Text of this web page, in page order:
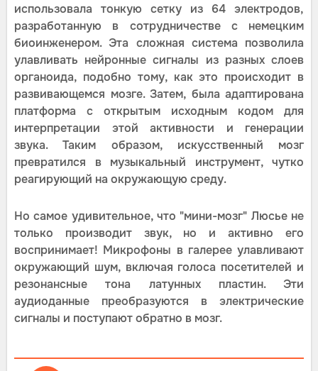
использовала тонкую сетку из 64 электродов,
разработанную в сотрудничестве с немецким
биоинженером. Эта сложная система позволила
улавливать нейронные сигналы из разных слоев
органоида, подобно тому, как это происходит в
развивающемся мозге. Затем, была адаптирована
платформа с открытым исходным кодом для
интерпретации этой активности и генерации
звука. Таким образом, искусственный мозг
превратился в музыкальный инструмент, чутко
реагирующий на окружающую среду.
Но самое удивительное, что "мини-мозг" Люсье не
только производит звук, но и активно его
воспринимает! Микрофоны в галерее улавливают
окружающий шум, включая голоса посетителей и
резонансные тона латунных пластин. Эти
аудиоданные преобразуются в электрические
сигналы и поступают обратно в мозг.